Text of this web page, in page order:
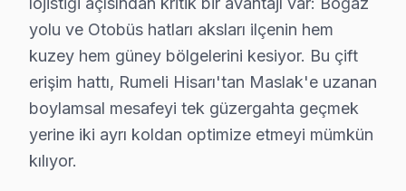
JVC Uzman Teknisyen Ekibi — Sarıyer
Emre K. — JVC Servis Uzmanı
14 yıllık JVC TV tamir deneyimi. Sarıyer ve çevre ilçelere
· JVC fabrika servis sertifikası
· Orijinal ve OEM yedek parça tedarikçisi
· 2010'dan günümüze tüm JVC modelleri
yolu ve Otobüs hatları aksları ilçenin hem
kuzey hem güney bölgelerini kesiyor. Bu çift
erişim hattı, Rumeli Hisarı'tan Maslak'e uzanan
boylamsal mesafeyi tek güzergahta geçmek
yerine iki ayrı koldan optimize etmeyi mümkün
kılıyor.